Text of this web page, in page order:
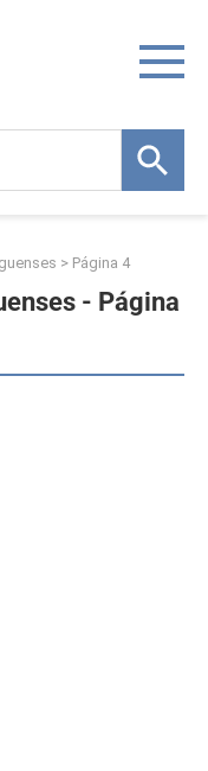
> Página 4
- Página